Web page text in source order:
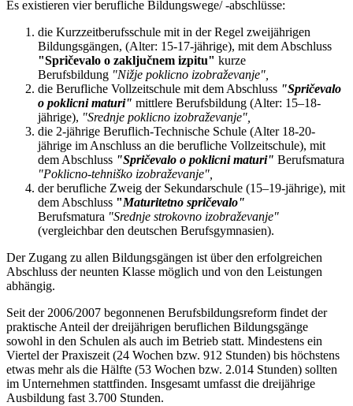
Es existieren vier berufliche Bildungswege/ -abschlüsse:
die Kurzzeitberufsschule mit in der Regel zweijährigen
Bildungsgängen, (Alter: 15-17-jährige), mit dem Abschluss
"Spričevalo o zaključnem izpitu" kurze
Berufsbildung "Nižje poklicno izobraževanje",
die Berufliche Vollzeitschule mit dem Abschluss "Spričevalo
o poklicni maturi" mittlere Berufsbildung (Alter: 15–18-
jährige), "Srednje poklicno izobraževanje",
die 2-jährige Beruflich-Technische Schule (Alter 18-20-
jährige im Anschluss an die berufliche Vollzeitschule), mit
dem Abschluss "Spričevalo o poklicni maturi" Berufsmatura
"Poklicno-tehniško izobraževanje",
der berufliche Zweig der Sekundarschule (15–19-jährige), mit
dem Abschluss "Maturitetno spričevalo"
Berufsmatura "Srednje strokovno izobraževanje"
(vergleichbar den deutschen Berufsgymnasien).
Der Zugang zu allen Bildungsgängen ist über den erfolgreichen
Abschluss der neunten Klasse möglich und von den Leistungen
abhängig.
Seit der 2006/2007 begonnenen Berufsbildungsreform findet der
praktische Anteil der dreijährigen beruflichen Bildungsgänge
sowohl in den Schulen als auch im Betrieb statt. Mindestens ein
Viertel der Praxiszeit (24 Wochen bzw. 912 Stunden) bis höchstens
etwas mehr als die Hälfte (53 Wochen bzw. 2.014 Stunden) sollten
im Unternehmen stattfinden. Insgesamt umfasst die dreijährige
Ausbildung fast 3.700 Stunden.